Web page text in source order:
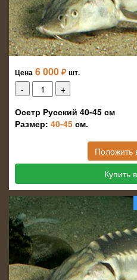
Цена 6 000 ₽ шт.
Осетр Русский 40-45 см
Размер: 40-45 см.
Положить
Купить